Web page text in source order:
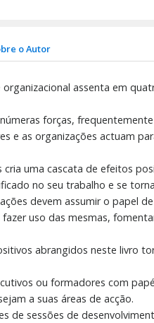
o Autor
assenta em
forças,
e as organizações actuam
uma cascata de efeitos
no seu trabalho e se
devem assumir o papel
uso das mesmas,
abrangidos neste livro
ou formadores com
a suas áreas de acção.
de sessões de